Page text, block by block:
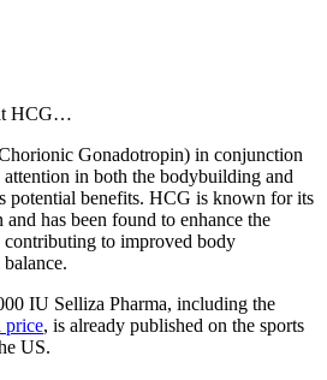
HCG…
Gonadotropin) in conjunction
in both the bodybuilding and
potential benefits. HCG is known for its
has been found to enhance the
contributing to improved body
IU Selliza Pharma, including the
price, is already published on the sports
US.